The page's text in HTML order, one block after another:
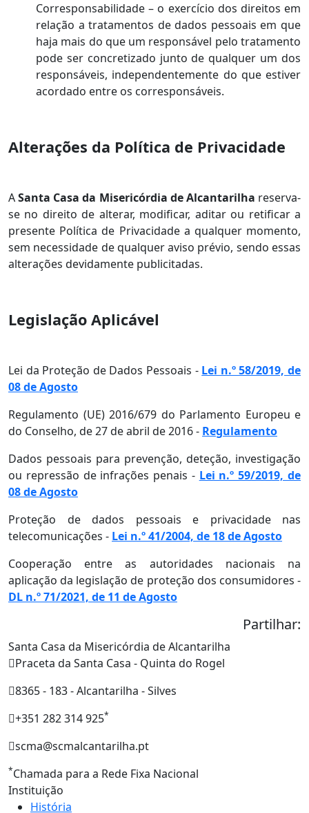
Corresponsabilidade – o exercício dos direitos em
relação a tratamentos de dados pessoais em que
haja mais do que um responsável pelo tratamento
pode ser concretizado junto de qualquer um dos
responsáveis, independentemente do que estiver
acordado entre os corresponsáveis.
Alterações da Política de Privacidade
ASanta Casa da Misericórdia de Alcantarilha reserva-
se no direito de alterar, modificar, aditar ou retificar a
presente Política de Privacidade a qualquer momento,
sem necessidade de qualquer aviso prévio, sendo essas
alterações devidamente publicitadas.
Legislação Aplicável
Lei da Proteção de Dados Pessoais - Lei n.º 58/2019, de
08 de Agosto
Regulamento (UE) 2016/679 do Parlamento Europeu e
do Conselho, de 27 de abril de 2016 - Regulamento
Dados pessoais para prevenção, deteção, investigação
ou repressão de infrações penais - Lei n.º 59/2019, de
08 de Agosto
Proteção de dados pessoais e privacidade nas
telecomunicações - Lei n.º 41/2004, de 18 de Agosto
Cooperação entre as autoridades nacionais na
aplicação da legislação de proteção dos consumidores -
DL n.º 71/2021, de 11 de Agosto
Partilhar:
Santa Casa da Misericórdia de Alcantarilha
Praceta da Santa Casa - Quinta do Rogel
8365 - 183 - Alcantarilha - Silves
+351 282 314 925*
scma@scmalcantarilha.pt
*Chamada para a Rede Fixa Nacional
Instituição
História